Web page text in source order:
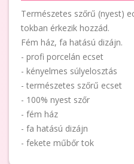
Természetes szőrű (nyest)
tokban érkezik hozzád.
Fém ház, fa hatású dizájn.
- profi porcelán ecset
- kényelmes súlyelosztás
- természetes szőrű ecset
- 100% nyest szőr
- fém ház
- fa hatású dizájn
- fekete műbőr tok